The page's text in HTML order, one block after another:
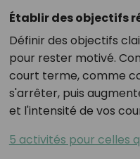
Établir des objectifs
Définir des objectifs
pour rester motivé.
court terme, comme
s'arrêter, puis
et l'intensité de vos
5 activités pour celles